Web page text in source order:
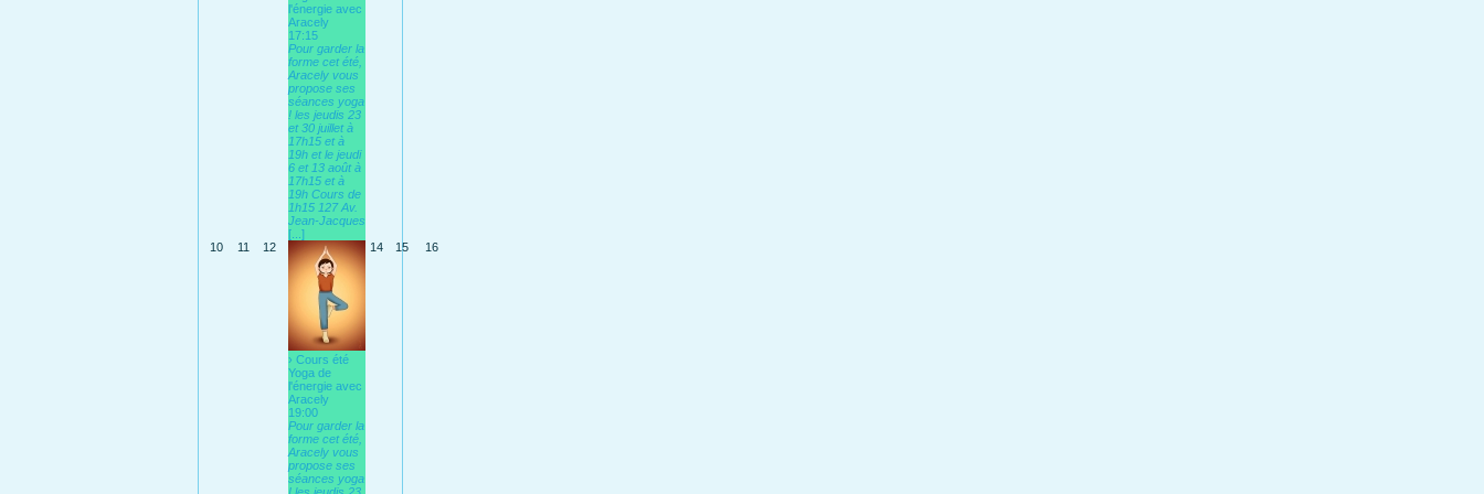
10 11 12
l'énergie avec
Aracely
17:15
Pour garder la
forme cet été,
Aracely vous
propose ses
séances yoga
! les jeudis 23
et 30 juillet à
17h15 et à
19h et le jeudi
6 et 13 août à
17h15 et à
19h Cours de
1h15 127 Av.
Jean-Jacques
[...]
› Cours été
Yoga de
l'énergie avec
Aracely
19:00
Pour garder la
forme cet été,
Aracely vous
propose ses
séances yoga
14 15 16